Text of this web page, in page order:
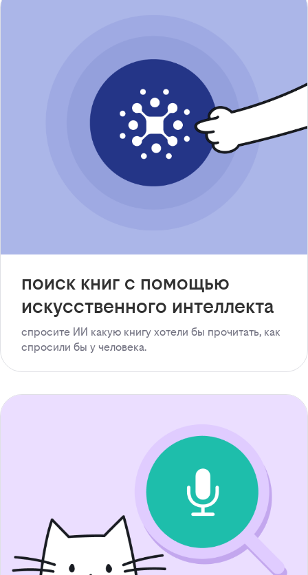
поиск книг с помощью
искусственного интеллекта
спросите ИИ какую книгу хотели бы прочитать, как
спросили бы у человека.